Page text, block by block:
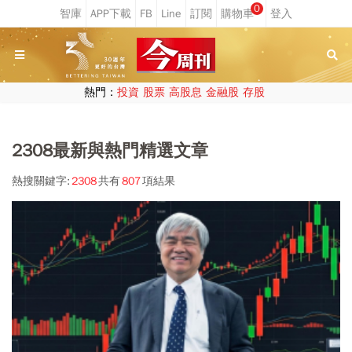
0
熱門： 投資 股票 高股息 金融股 存股
2308最新與熱門精選文章
熱搜關鍵字:2308共有807項結果